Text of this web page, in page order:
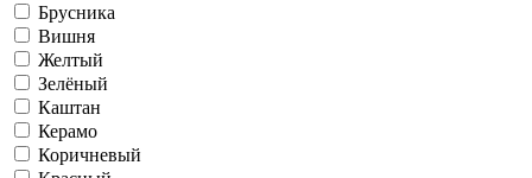
Брусника
Вишня
Желтый
Зелёный
Каштан
Керамо
Коричневый